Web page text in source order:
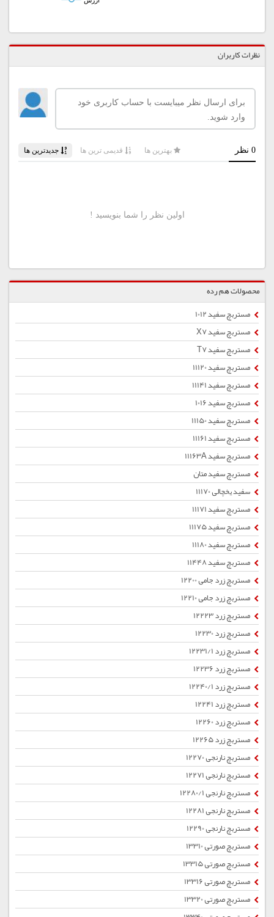
نظرات کاربران
محصولات هم رده
مستربچ سفید 1012
مستربچ سفید X7
مستربچ سفید T7
مستربچ سفید 11120
مستربچ سفید 11141
مستربچ سفید 1016
مستربچ سفید 11150
مستربچ سفید 11161
مستربچ سفید 11163A
مستربچ سفید متان
سفید یخچالی 11170
مستربچ سفید 11171
مستربچ سفید 11175
مستربچ سفید 11180
مستربچ سفید 11448
مستربچ زرد جامی 12200
مستربچ زرد جامی 12210
مستربچ زرد 12223
مستربچ زرد 12230
مستربچ زرد 12231/1
مستربچ زرد 12236
مستربچ زرد 12240/1
مستربچ زرد 12241
مستربچ زرد 12260
مستربچ زرد 12265
مستربچ نارنجی 12270
مستربچ نارنجی 12271
مستربچ نارنجی 12280/1
مستربچ نارنجی 12281
مستربچ نارنجی 12290
مستربچ صورتی 13310
مستربچ صورتی 13315
مستربچ صورتی 13316
مستربچ صورتی 13320